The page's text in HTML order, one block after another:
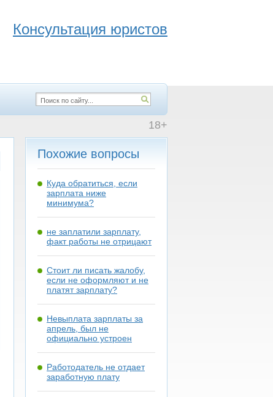
Консультация юристов
18+
Похожие вопросы
Куда обратиться, если
зарплата ниже
минимума?
не заплатили зарплату,
факт работы не отрицают
Стоит ли писать жалобу,
если не оформляют и не
платят зарплату?
Невыплата зарплаты за
апрель, был не
официально устроен
Работодатель не отдает
заработную плату